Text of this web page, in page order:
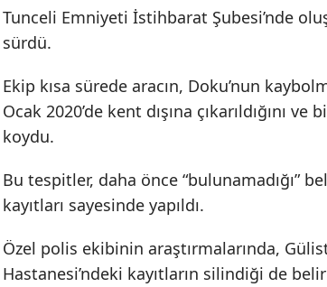
Tunceli Emniyeti İstihbarat Şubesi’nde
sürdü.
Ekip kısa sürede aracın, Doku’nun
Ocak 2020’de kent dışına çıkarıldığını
koydu.
Bu tespitler, daha önce “bulunamadığı”
kayıtları sayesinde yapıldı.
Özel polis ekibinin araştırmalarında,
Hastanesi’ndeki kayıtların silindiği de